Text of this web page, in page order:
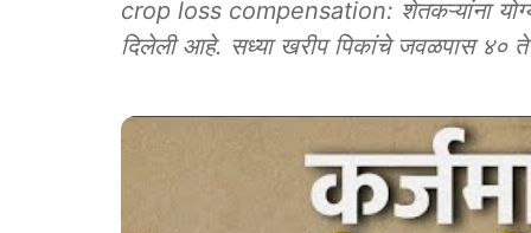
crop loss compensation: शेतकऱ्यांना योग्य
दिलेली आहे. सध्या खरीप पिकांचे जवळपास